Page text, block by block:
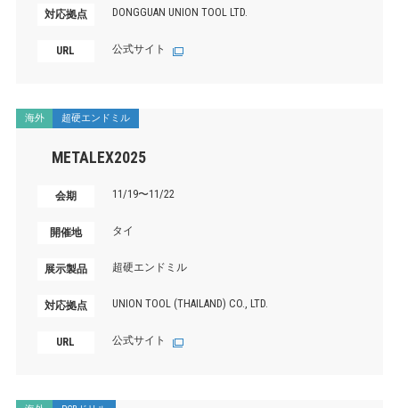
対応拠点 DONGGUAN UNION TOOL LTD.
URL 公式サイト
海外 超硬エンドミル
METALEX2025
会期 11/19〜11/22
開催地 タイ
展示製品 超硬エンドミル
対応拠点 UNION TOOL (THAILAND) CO., LTD.
URL 公式サイト